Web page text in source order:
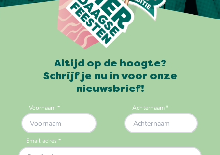
Altijd op de hoogte?
Schrijf je nu in voor onze
nieuwsbrief!